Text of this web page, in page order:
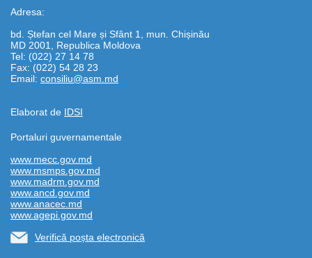
Adresa:
bd. Ștefan cel Mare și Sfânt 1, mun. Chișinău
MD 2001, Republica Moldova
Tel: (022) 27 14 78
Fax: (022) 54 28 23
Email: consiliu@asm.md
Elaborat de IDSI
Portaluri guvernamentale
www.mecc.gov.md
www.msmps.gov.md
www.madrm.gov.md
www.ancd.gov.md
www.anacec.md
www.agepi.gov.md
Verifică poșta electronică